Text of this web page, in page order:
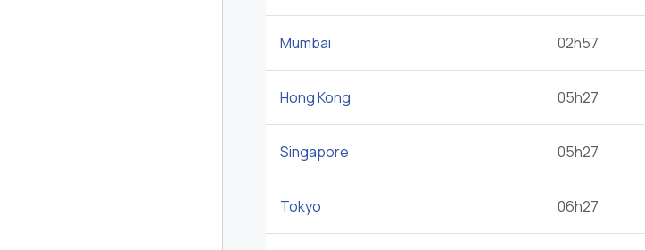
Mumbai 02h57
Hong Kong 05h27
Singapore 05h27
Tokyo 06h27